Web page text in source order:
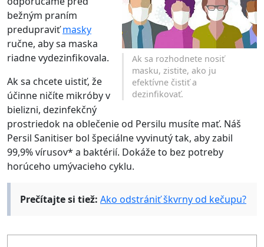
Ak sa rozhodnete nosiť
masku, zistite, ako ju
efektívne čistiť a
dezinfikovať.
bežným praním
predupraviťmasky
ručne, aby sa maska
riadne vydezinfikovala.
Ak sa chcete uistiť, že
účinne ničíte mikróby v
bielizni, dezinfekčný
prostriedok na oblečenie od Persilu musíte mať. Náš
Persil Sanitiser bol špeciálne vyvinutý tak, aby zabil
99,9% vírusov* a baktérií. Dokáže to bez potreby
horúceho umývacieho cyklu.
Prečítajte si tiež: Ako odstrániť škvrny od kečupu?